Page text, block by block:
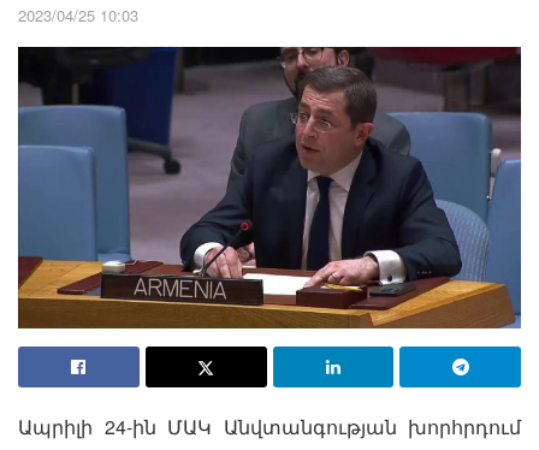
2023/04/25 10:03
Ապրիլի 24-ին ՄԱԿ Անվտանգության խորհրդում